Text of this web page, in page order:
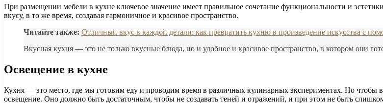
При размещении мебели в кухне ключевое значение имеет правильное сочетание функциональности и
вкусу, в то же время, создавая гармоничное и красивое пространство.
Читайте также: Отличный вкус в каждой детали: как превратить кухню в произведение искусства с
Вкусная кухня — это не только вкусные блюда, но и удобное и красивое пространство, в котором они
Освещение в кухне
Кухня — это место, где мы готовим еду и проводим время в различных кулинарных экспериментах. Но чтобы
освещение. Оно должно быть достаточным, чтобы не создавать теней и отражений, и при этом не быть